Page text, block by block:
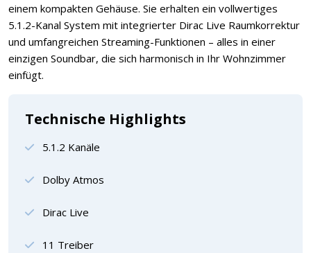
einem kompakten Gehäuse. Sie erhalten ein vollwertiges
5.1.2-Kanal System mit integrierter Dirac Live Raumkorrektur
und umfangreichen Streaming-Funktionen – alles in einer
einzigen Soundbar, die sich harmonisch in Ihr Wohnzimmer
einfügt.
Technische Highlights
5.1.2 Kanäle
Dolby Atmos
Dirac Live
11 Treiber